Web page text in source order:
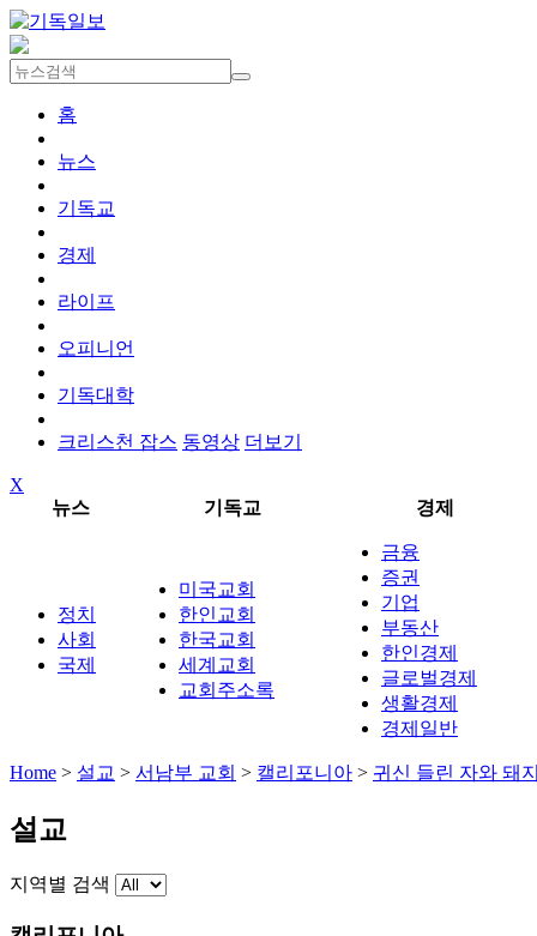
홈
뉴스
기독교
경제
라이프
오피니언
기독대학
크리스천 잡스 동영상 더보기
X
뉴스
기독교 경제
정치
사회
국제
미국교회
한인교회
한국교회
세계교회
교회주소록
금융
증권
기업
부동산
한인경제
글로벌경제
생활경제
경제일반
Home > 설교 > 서남부 교회 > 캘리포니아 > 귀신 들린 자와 돼
설교
지역별 검색